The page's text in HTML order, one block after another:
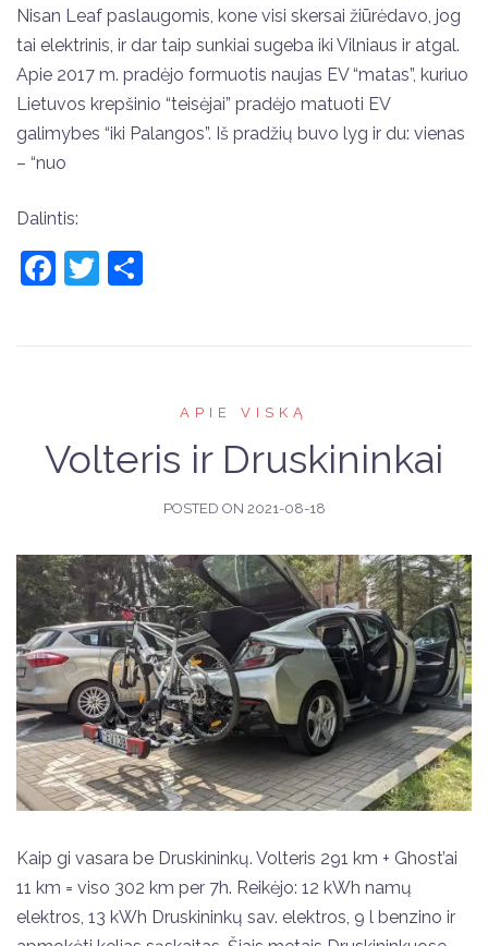
Nisan Leaf paslaugomis, kone visi skersai žiūrėdavo, jog
tai elektrinis, ir dar taip sunkiai sugeba iki Vilniaus ir atgal.
Apie 2017 m. pradėjo formuotis naujas EV “matas”, kuriuo
Lietuvos krepšinio “teisėjai” pradėjo matuoti EV
galimybes “iki Palangos”. Iš pradžių buvo lyg ir du: vienas
– “nuo
Dalintis:
Facebook
Twitter
APIE VISKĄ
Volteris ir Druskininkai
POSTED ON 2021-08-18
Kaip gi vasara be Druskininkų. Volteris 291 km + Ghost’ai
11 km = viso 302 km per 7h. Reikėjo: 12 kWh namų
elektros, 13 kWh Druskininkų sav. elektros, 9 l benzino ir